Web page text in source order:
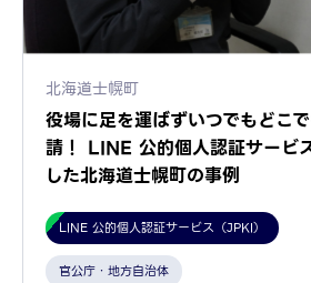
北海道士幌町
役場に足を運ばずいつでもどこ
請！ LINE 公的個人認証サービ
した北海道士幌町の事例
LINE 公的個人認証サービス（JPKI）
官公庁・地方自治体